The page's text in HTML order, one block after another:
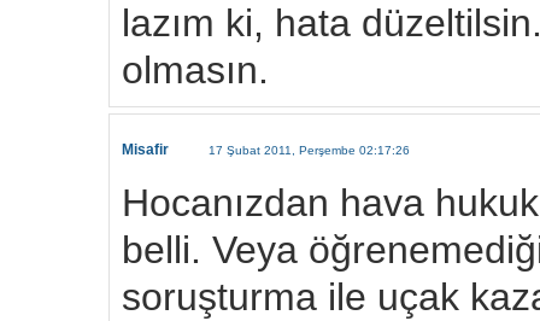
lazım ki, hata
olmasın.
Misafir 17 Şubat 2011, Perşembe 02:17:26
Hocanızdan hava
belli. Veya
soruşturma ile uçak